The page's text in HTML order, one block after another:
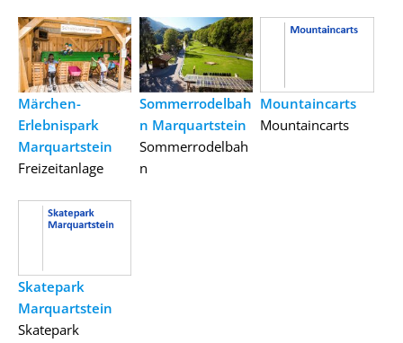
Märchen-
Erlebnispark
Marquartstein
Freizeitanlage
Skatepark
Marquartstein
Skatepark
Sommerrodelbah
n Marquartstein
Sommerrodelbah
n
Mountaincarts
Mountaincarts